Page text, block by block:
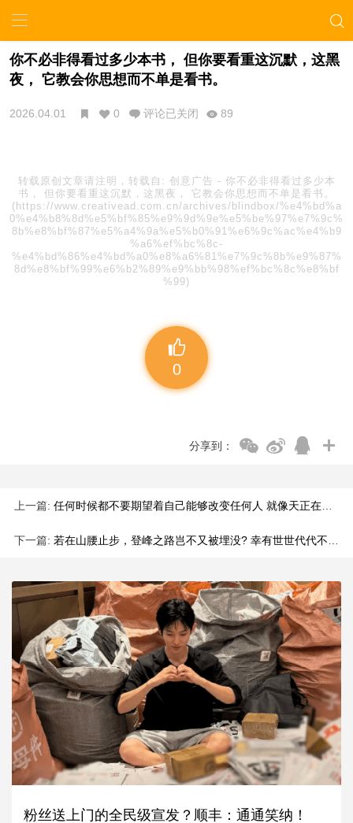
你不必非得看过多少本书， 但你要看重这沉默，这黑
夜， 它教会你思想而不单是看书。
2026.04.01 0 评论已关闭 89
转载原创文章请注明，转载自: 创意广告 - 你不必非得看过多少本
书， 但你要看重这沉默，这黑夜， 它教会你思想而不单是看书。
(https://www.creativead.com.cn/archives/blindbox/%e4%bd%a
0%e4%b8%8d%e5%bf%85%e9%9d%9e%e5%be%97%e7%9c%
8b%e8%bf%87%e5%a4%9a%e5%b0%91%e6%9c%ac%e4%b9
%a6%ef%bc%8c-
%e4%bd%86%e4%bd%a0%e8%a6%81%e7%9c%8b%e9%87%
8d%e8%bf%99%e6%b2%89%e9%bb%98%ef%bc%8c%e8%bf
%99)
0
分享到：
上一篇: 任何时候都不要期望着自己能够改变任何人 就像天正在下雨，你可以选择撑伞或叫出租车 唯独不能跟雨较劲。
下一篇: 若在山腰止步，登峰之路岂不又被埋没? 幸有世世代代不懈的攀登者 如西绪福斯一般重复着这样的攀登 才使梦想照耀了实际 才有信念一直萦绕于生活的上空
粉丝送上门的全民级宣发？顺丰：通通笑纳！